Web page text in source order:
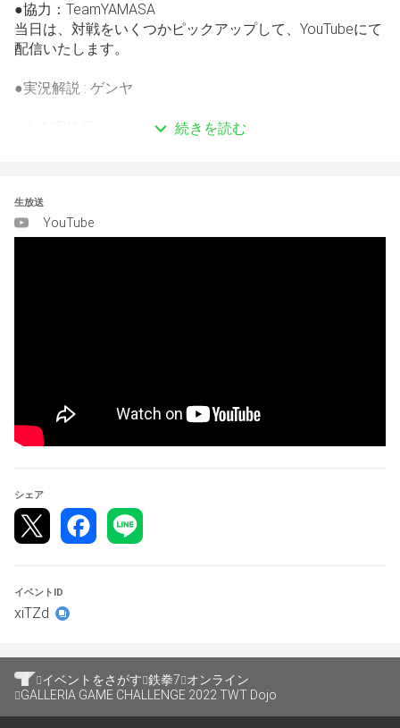
●協力：TeamYAMASA
当日は、対戦をいくつかピックアップして、YouTubeにて
配信いたします。
●実況解説 : ゲンヤ
●エントリー期間
●オンライン
●TWT Dojo ポイントについて
※大会賞金はございません。
Steamウォレット 3,000円分相当 x3名様
GALLERIA × GigaCrysta LCD-GC252UXB/GAL x1名様
・アーリーエントリー抽選(8/28まで）
アイテム： HORI ファイティングスティックα for
PlayStation®5, PlayStation®4, PC ｘ1名様
ZONe Ver.2.0.0 エナジードリンク500mlx24本 ｘ1様
続きを読む
生放送
YouTube
シェア
イベントID
xiTZd
イベントをさがす 鉄拳7 オンライン
GALLERIA GAME CHALLENGE 2022 TWT Dojo